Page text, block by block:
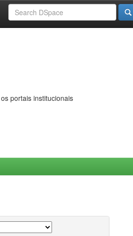
portais institucionais